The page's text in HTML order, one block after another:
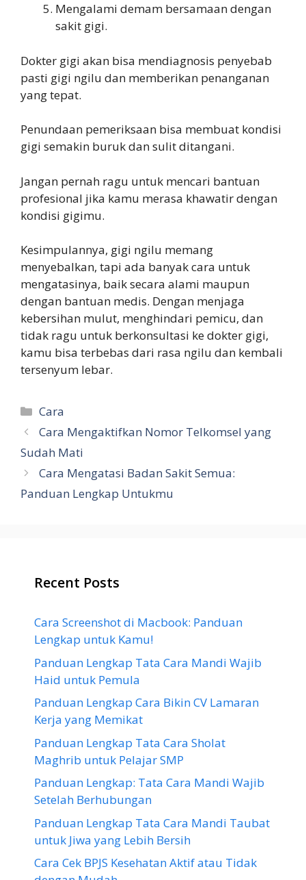
Mengalami demam bersamaan dengan
sakit gigi.
Dokter gigi akan bisa mendiagnosis penyebab
pasti gigi ngilu dan memberikan penanganan
yang tepat.
Penundaan pemeriksaan bisa membuat kondisi
gigi semakin buruk dan sulit ditangani.
Jangan pernah ragu untuk mencari bantuan
profesional jika kamu merasa khawatir dengan
kondisi gigimu.
Kesimpulannya, gigi ngilu memang
menyebalkan, tapi ada banyak cara untuk
mengatasinya, baik secara alami maupun
dengan bantuan medis. Dengan menjaga
kebersihan mulut, menghindari pemicu, dan
tidak ragu untuk berkonsultasi ke dokter gigi,
kamu bisa terbebas dari rasa ngilu dan kembali
tersenyum lebar.
Categories
Cara
Cara Mengaktifkan Nomor Telkomsel yang
Sudah Mati
Cara Mengatasi Badan Sakit Semua:
Panduan Lengkap Untukmu
Recent Posts
Cara Screenshot di Macbook: Panduan
Lengkap untuk Kamu!
Panduan Lengkap Tata Cara Mandi Wajib
Haid untuk Pemula
Panduan Lengkap Cara Bikin CV Lamaran
Kerja yang Memikat
Panduan Lengkap Tata Cara Sholat
Maghrib untuk Pelajar SMP
Panduan Lengkap: Tata Cara Mandi Wajib
Setelah Berhubungan
Panduan Lengkap Tata Cara Mandi Taubat
untuk Jiwa yang Lebih Bersih
Cara Cek BPJS Kesehatan Aktif atau Tidak